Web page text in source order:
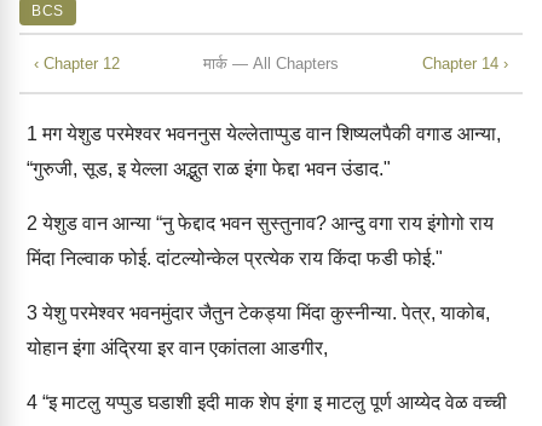
BCS
‹ Chapter 12 मार्क — All Chapters Chapter 14 ›
1 मग येशुड परमेश्वर भवननुस येल्लेताप्पुड वान शिष्यलपैकी वगाड आन्या,
“गुरुजी, सूड, इ येल्ला अद्भुत राळ इंगा फेद्दा भवन उंडाद."
2 येशुड वान आन्या “नु फेद्दाद भवन सुस्तुनाव? आन्दु वगा राय इंगोगो राय
मिंदा निल्वाक फोई. दांटल्योन्केल प्रत्येक राय किंदा फडी फोई."
3येशु परमेश्वर भवनमुंदार जैतुन टेकड्या मिंदा कुस्नीन्या. पेत्र, याकोब,
योहान इंगा अंद्रिया इर वान एकांतला आडगीर,
4 “इ माटलु यप्पुड घडाशी इदी माक शेप इंगा इ माटलु पूर्ण आय्येद वेळ वच्ची